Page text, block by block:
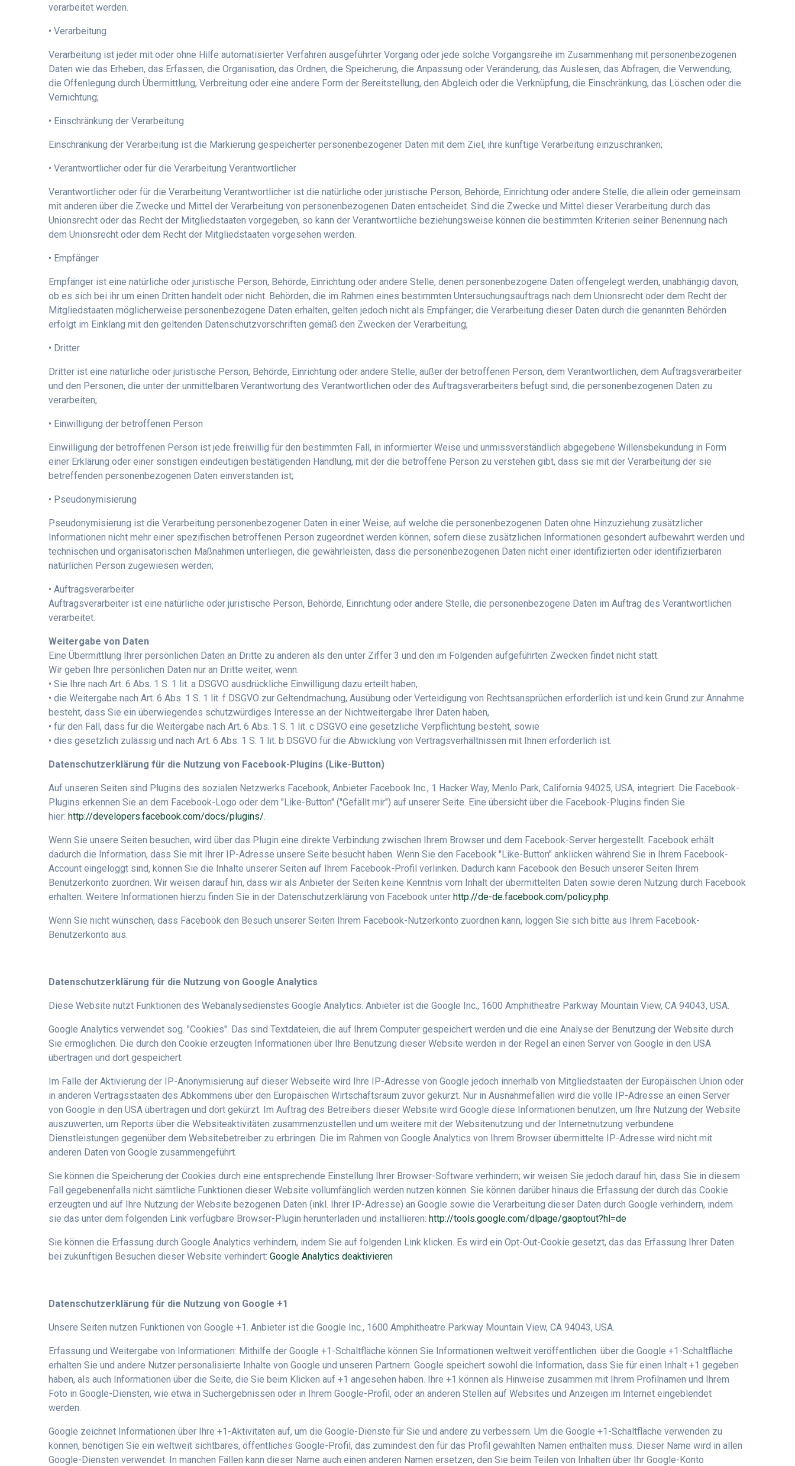
verarbeitet werden.
• Verarbeitung
Verarbeitung ist jeder mit oder ohne Hilfe automatisierter Verfahren ausgeführter Vorgang oder jede solche Vorgangsreihe im Zusammenhang mit personenbezogenen
Daten wie das Erheben, das Erfassen, die Organisation, das Ordnen, die Speicherung, die Anpassung oder Veränderung, das Auslesen, das Abfragen, die Verwendung,
die Offenlegung durch Übermittlung, Verbreitung oder eine andere Form der Bereitstellung, den Abgleich oder die Verknüpfung, die Einschränkung, das Löschen oder die
Vernichtung;
• Einschränkung der Verarbeitung
Einschränkung der Verarbeitung ist die Markierung gespeicherter personenbezogener Daten mit dem Ziel, ihre künftige Verarbeitung einzuschränken;
• Verantwortlicher oder für die Verarbeitung Verantwortlicher
Verantwortlicher oder für die Verarbeitung Verantwortlicher ist die natürliche oder juristische Person, Behörde, Einrichtung oder andere Stelle, die allein oder gemeinsam
mit anderen über die Zwecke und Mittel der Verarbeitung von personenbezogenen Daten entscheidet. Sind die Zwecke und Mittel dieser Verarbeitung durch das
Unionsrecht oder das Recht der Mitgliedstaaten vorgegeben, so kann der Verantwortliche beziehungsweise können die bestimmten Kriterien seiner Benennung nach
dem Unionsrecht oder dem Recht der Mitgliedstaaten vorgesehen werden.
• Empfänger
Empfänger ist eine natürliche oder juristische Person, Behörde, Einrichtung oder andere Stelle, denen personenbezogene Daten offengelegt werden, unabhängig davon,
ob es sich bei ihr um einen Dritten handelt oder nicht. Behörden, die im Rahmen eines bestimmten Untersuchungsauftrags nach dem Unionsrecht oder dem Recht der
Mitgliedstaaten möglicherweise personenbezogene Daten erhalten, gelten jedoch nicht als Empfänger; die Verarbeitung dieser Daten durch die genannten Behörden
erfolgt im Einklang mit den geltenden Datenschutzvorschriften gemäß den Zwecken der Verarbeitung;
• Dritter
Dritter ist eine natürliche oder juristische Person, Behörde, Einrichtung oder andere Stelle, außer der betroffenen Person, dem Verantwortlichen, dem Auftragsverarbeiter
und den Personen, die unter der unmittelbaren Verantwortung des Verantwortlichen oder des Auftragsverarbeiters befugt sind, die personenbezogenen Daten zu
verarbeiten;
• Einwilligung der betroffenen Person
Einwilligung der betroffenen Person ist jede freiwillig für den bestimmten Fall, in informierter Weise und unmissverständlich abgegebene Willensbekundung in Form
einer Erklärung oder einer sonstigen eindeutigen bestätigenden Handlung, mit der die betroffene Person zu verstehen gibt, dass sie mit der Verarbeitung der sie
betreffenden personenbezogenen Daten einverstanden ist;
• Pseudonymisierung
Pseudonymisierung ist die Verarbeitung personenbezogener Daten in einer Weise, auf welche die personenbezogenen Daten ohne Hinzuziehung zusätzlicher
Informationen nicht mehr einer spezifischen betroffenen Person zugeordnet werden können, sofern diese zusätzlichen Informationen gesondert aufbewahrt werden und
technischen und organisatorischen Maßnahmen unterliegen, die gewährleisten, dass die personenbezogenen Daten nicht einer identifizierten oder identifizierbaren
natürlichen Person zugewiesen werden;
• Auftragsverarbeiter
Auftragsverarbeiter ist eine natürliche oder juristische Person, Behörde, Einrichtung oder andere Stelle, die personenbezogene Daten im Auftrag des Verantwortlichen
verarbeitet.
Weitergabe von Daten
Eine Übermittlung Ihrer persönlichen Daten an Dritte zu anderen als den unter Ziffer 3 und den im Folgenden aufgeführten Zwecken findet nicht statt.
Wir geben Ihre persönlichen Daten nur an Dritte weiter, wenn:
• Sie Ihre nach Art. 6 Abs. 1 S. 1 lit. a DSGVO ausdrückliche Einwilligung dazu erteilt haben,
• die Weitergabe nach Art. 6 Abs. 1 S. 1 lit. f DSGVO zur Geltendmachung, Ausübung oder Verteidigung von Rechtsansprüchen erforderlich ist und kein Grund zur Annahme
besteht, dass Sie ein überwiegendes schutzwürdiges Interesse an der Nichtweitergabe Ihrer Daten haben,
• für den Fall, dass für die Weitergabe nach Art. 6 Abs. 1 S. 1 lit. c DSGVO eine gesetzliche Verpflichtung besteht, sowie
• dies gesetzlich zulässig und nach Art. 6 Abs. 1 S. 1 lit. b DSGVO für die Abwicklung von Vertragsverhältnissen mit Ihnen erforderlich ist.
Datenschutzerklärung für die Nutzung von Facebook-Plugins (Like-Button)
Auf unseren Seiten sind Plugins des sozialen Netzwerks Facebook, Anbieter Facebook Inc., 1 Hacker Way, Menlo Park, California 94025, USA, integriert. Die Facebook-
Plugins erkennen Sie an dem Facebook-Logo oder dem "Like-Button" ("Gefällt mir") auf unserer Seite. Eine übersicht über die Facebook-Plugins finden Sie
hier:http://developers.facebook.com/docs/plugins/
Wenn Sie unsere Seiten besuchen, wird über das Plugin eine direkte Verbindung zwischen Ihrem Browser und dem Facebook-Server hergestellt. Facebook erhält
dadurch die Information, dass Sie mit Ihrer IP-Adresse unsere Seite besucht haben. Wenn Sie den Facebook "Like-Button" anklicken während Sie in Ihrem Facebook-
Account eingeloggt sind, können Sie die Inhalte unserer Seiten auf Ihrem Facebook-Profil verlinken. Dadurch kann Facebook den Besuch unserer Seiten Ihrem
Benutzerkonto zuordnen. Wir weisen darauf hin, dass wir als Anbieter der Seiten keine Kenntnis vom Inhalt der übermittelten Daten sowie deren Nutzung durch Facebook
erhalten. Weitere Informationen hierzu finden Sie in der Datenschutzerklärung von Facebook unterhttp://de-de.facebook.com/policy.php
Wenn Sie nicht wünschen, dass Facebook den Besuch unserer Seiten Ihrem Facebook-Nutzerkonto zuordnen kann, loggen Sie sich bitte aus Ihrem Facebook-
Benutzerkonto aus.
Datenschutzerklärung für die Nutzung von Google Analytics
Diese Website nutzt Funktionen des Webanalysedienstes Google Analytics. Anbieter ist die Google Inc., 1600 Amphitheatre Parkway Mountain View, CA 94043, USA.
Google Analytics verwendet sog. "Cookies". Das sind Textdateien, die auf Ihrem Computer gespeichert werden und die eine Analyse der Benutzung der Website durch
Sie ermöglichen. Die durch den Cookie erzeugten Informationen über Ihre Benutzung dieser Website werden in der Regel an einen Server von Google in den USA
übertragen und dort gespeichert.
Im Falle der Aktivierung der IP-Anonymisierung auf dieser Webseite wird Ihre IP-Adresse von Google jedoch innerhalb von Mitgliedstaaten der Europäischen Union oder
in anderen Vertragsstaaten des Abkommens über den Europäischen Wirtschaftsraum zuvor gekürzt. Nur in Ausnahmefällen wird die volle IP-Adresse an einen Server
von Google in den USA übertragen und dort gekürzt. Im Auftrag des Betreibers dieser Website wird Google diese Informationen benutzen, um Ihre Nutzung der Website
auszuwerten, um Reports über die Websiteaktivitäten zusammenzustellen und um weitere mit der Websitenutzung und der Internetnutzung verbundene
Dienstleistungen gegenüber dem Websitebetreiber zu erbringen. Die im Rahmen von Google Analytics von Ihrem Browser übermittelte IP-Adresse wird nicht mit
anderen Daten von Google zusammengeführt.
Sie können die Speicherung der Cookies durch eine entsprechende Einstellung Ihrer Browser-Software verhindern; wir weisen Sie jedoch darauf hin, dass Sie in diesem
Fall gegebenenfalls nicht sämtliche Funktionen dieser Website vollumfänglich werden nutzen können. Sie können darüber hinaus die Erfassung der durch das Cookie
erzeugten und auf Ihre Nutzung der Website bezogenen Daten (inkl. Ihrer IP-Adresse) an Google sowie die Verarbeitung dieser Daten durch Google verhindern, indem
sie das unter dem folgenden Link verfügbare Browser-Plugin herunterladen und installieren:http://tools.google.com/dlpage/gaoptout?hl=de
Sie können die Erfassung durch Google Analytics verhindern, indem Sie auf folgenden Link klicken. Es wird ein Opt-Out-Cookie gesetzt, das das Erfassung Ihrer Daten
bei zukünftigen Besuchen dieser Website verhindert:Google Analytics deaktivieren
Datenschutzerklärung für die Nutzung von Google +1
Unsere Seiten nutzen Funktionen von Google +1. Anbieter ist die Google Inc., 1600 Amphitheatre Parkway Mountain View, CA 94043, USA.
Erfassung und Weitergabe von Informationen: Mithilfe der Google +1-Schaltfläche können Sie Informationen weltweit veröffentlichen. über die Google +1-Schaltfläche
erhalten Sie und andere Nutzer personalisierte Inhalte von Google und unseren Partnern. Google speichert sowohl die Information, dass Sie für einen Inhalt +1 gegeben
haben, als auch Informationen über die Seite, die Sie beim Klicken auf +1 angesehen haben. Ihre +1 können als Hinweise zusammen mit Ihrem Profilnamen und Ihrem
Foto in Google-Diensten, wie etwa in Suchergebnissen oder in Ihrem Google-Profil, oder an anderen Stellen auf Websites und Anzeigen im Internet eingeblendet
werden.
Google zeichnet Informationen über Ihre +1-Aktivitäten auf, um die Google-Dienste für Sie und andere zu verbessern. Um die Google +1-Schaltfläche verwenden zu
können, benötigen Sie ein weltweit sichtbares, öffentliches Google-Profil, das zumindest den für das Profil gewählten Namen enthalten muss. Dieser Name wird in allen
Google-Diensten verwendet. In manchen Fällen kann dieser Name auch einen anderen Namen ersetzen, den Sie beim Teilen von Inhalten über Ihr Google-Konto